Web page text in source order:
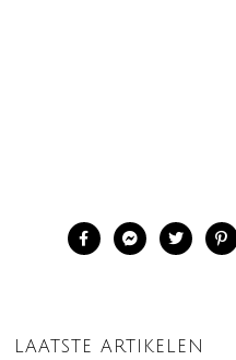
LAATSTE ARTIKELEN